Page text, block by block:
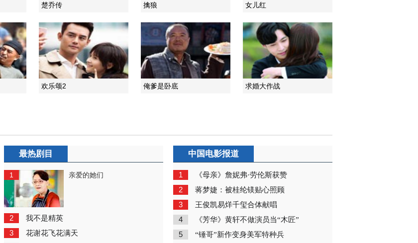
集 精彩看点
2014-03-19 20:57:03
《江南四大才子》 第37
集 精彩看点
2014-03-19 23:27:41
《江南四大才子》 第40
集 精彩看点
楚乔传 擒狼 女儿红
欢乐颂2 俺爹是卧底 求婚大作战
最热剧目
1 亲爱的她们
2 我不是精英
3 花谢花飞花满天
中国电影报道
1 《母亲》詹妮弗·劳伦斯获赞
2 蒋梦婕：被桂纶镁贴心照顾
3 王俊凯易烊千玺合体献唱
4 《芳华》黄轩不做演员当“木匠”
5 “锤哥”新作变身美军特种兵